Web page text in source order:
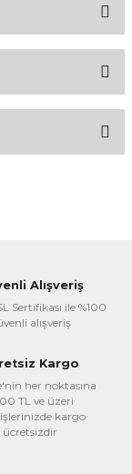
ve diğer
formunu
Alışveriş
Sertifikası ile %100
alışveriş
Kargo
her noktasına
TL ve üzeri
kargo
ücretsizdir